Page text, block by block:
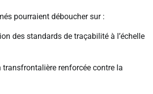
pourraient déboucher sur :
des standards de traçabilité à l’échelle
renforcée contre la